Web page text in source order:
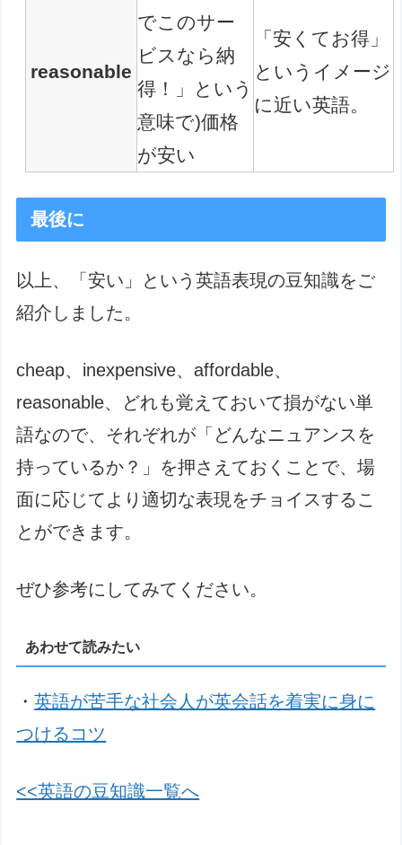
reasonable
でこのサー
ビスなら納
得！」という
意味で)価格
が安い
「安くてお得」
というイメージ
に近い英語。
最後に
以上、「安い」という英語表現の豆知識をご
紹介しました。
cheap、inexpensive、affordable、
reasonable、どれも覚えておいて損がない単
語なので、それぞれが「どんなニュアンスを
持っているか？」を押さえておくことで、場
面に応じてより適切な表現をチョイスするこ
とができます。
ぜひ参考にしてみてください。
あわせて読みたい
・英語が苦手な社会人が英会話を着実に身に
つけるコツ
<<英語の豆知識一覧へ